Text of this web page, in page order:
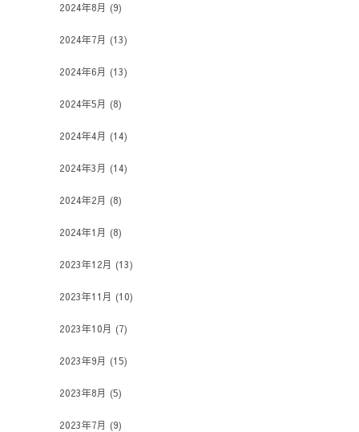
2024年8月 (9)
2024年7月 (13)
2024年6月 (13)
2024年5月 (8)
2024年4月 (14)
2024年3月 (14)
2024年2月 (8)
2024年1月 (8)
2023年12月 (13)
2023年11月 (10)
2023年10月 (7)
2023年9月 (15)
2023年8月 (5)
2023年7月 (9)